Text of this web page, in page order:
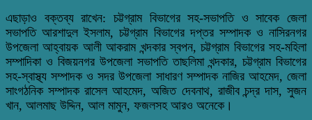
এছাড়াও বক্তব্য রাখেন: চট্টগ্রাম বিভাগের সহ-সভাপতি ও সাবেক জেলা
সভাপতি আরশাদুল ইসলাম, চট্টগ্রাম বিভাগের দপ্তর সম্পাদক ও নাসিরনগর
উপজেলা আহ্বায়ক আলী আকরাম খন্দকার স্বপন, চট্টগ্রাম বিভাগের সহ-মহিলা
সম্পাদিকা ও বিজয়নগর উপজেলা সভাপতি তাছলিমা খন্দকার, চট্টগ্রাম বিভাগের
সহ-স্বাস্থ্য সম্পাদক ও সদর উপজেলা সাধারণ সম্পাদক নাজির আহমেদ, জেলা
সাংগঠনিক সম্পাদক রাসেল আহমেদ, অজিত দেবনাথ, রাজীব চন্দ্র দাস, সুজন
খান, আলমাছ উদ্দিন, আল মামুন, ফজলসহ আরও অনেকে।